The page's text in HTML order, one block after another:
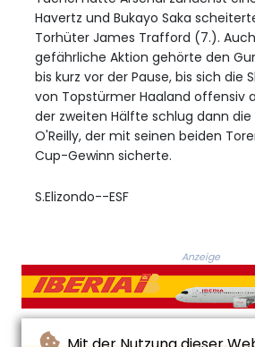
Havertz und Bukayo Saka
Torhüter James Trafford (7.).
gefährliche Aktion gehörte den
bis kurz vor der Pause, bis sich die
von Topstürmer Haaland offensiv
der zweiten Hälfte schlug dann die
O'Reilly, der mit seinen beiden
Cup-Gewinn sicherte.
S.Elizondo--ESF
Anzeige